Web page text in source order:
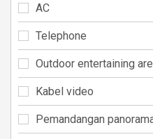
AC
Telephone
Outdoor entertaining
Kabel video
Pemandangan